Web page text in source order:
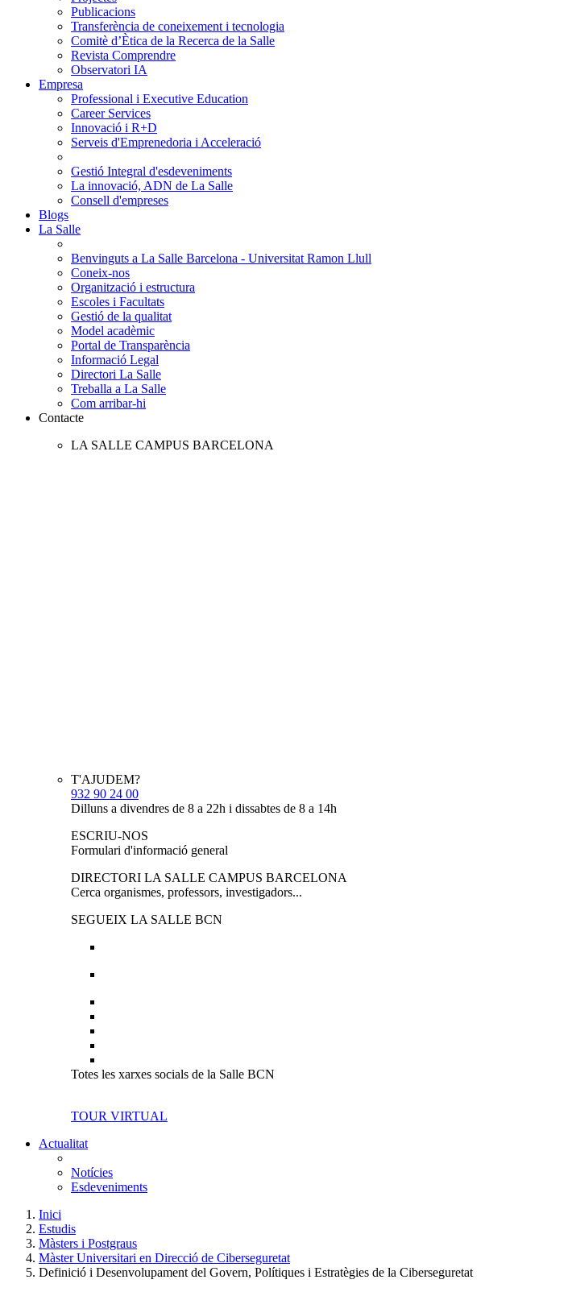
Publicacions
Transferència de coneixement i tecnologia
Comitè d’Ètica de la Recerca de la Salle
Revista Comprendre
Observatori IA
Empresa
Professional i Executive Education
Career Services
Innovació i R+D
Serveis d'Emprenedoria i Acceleració
Gestió Integral d'esdeveniments
La innovació, ADN de La Salle
Consell d'empreses
Blogs
La Salle
Benvinguts a La Salle Barcelona - Universitat Ramon Llull
Coneix-nos
Organització i estructura
Escoles i Facultats
Gestió de la qualitat
Model acadèmic
Portal de Transparència
Informació Legal
Directori La Salle
Treballa a La Salle
Com arribar-hi
Contacte
LA SALLE CAMPUS BARCELONA
T'AJUDEM?
932 90 24 00
Dilluns a divendres de 8 a 22h i dissabtes de 8 a 14h
ESCRIU-NOS
Formulari d'informació general
DIRECTORI LA SALLE CAMPUS BARCELONA
Cerca organismes, professors, investigadors...
SEGUEIX LA SALLE BCN
Totes les xarxes socials de la Salle BCN
TOUR VIRTUAL
Actualitat
Notícies
Esdeveniments
Inici
Estudis
Màsters i Postgraus
Màster Universitari en Direcció de Ciberseguretat
Definició i Desenvolupament del Govern, Polítiques i Estratègies de la Ciberseguretat